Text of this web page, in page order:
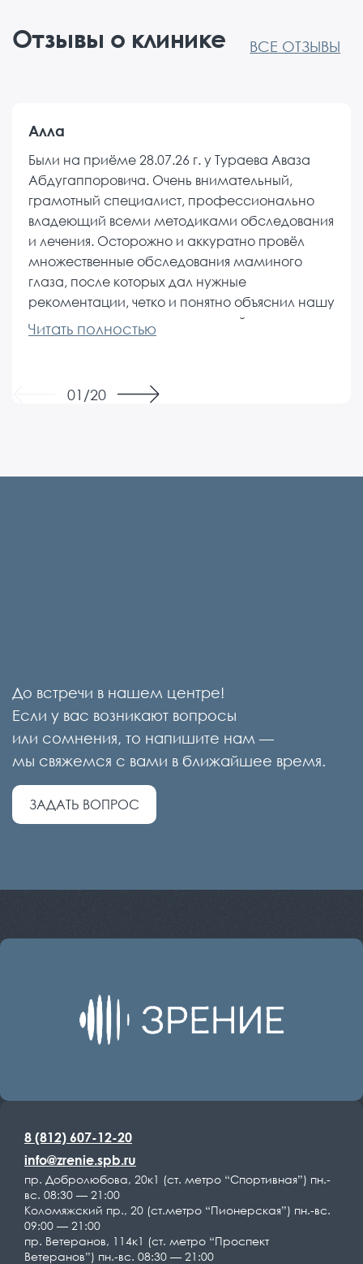
Отзывы о клинике ВСЕ ОТЗЫВЫ
Были на приёме 28.07.26 г. у Тураева Аваза
Абдугаппоровича. Очень внимательный,
грамотный специалист, профессионально
владеющий всеми методиками обследования
и лечения. Осторожно и аккуратно провёл
множественные обследования маминого
глаза, после которых дал нужные
рекоментации, четко и понятно объяснил нашу
ситуацию и посоветовал дальнейшие
ушли от доктора без оставшихся вопросов, с
планом дальнейшего действия. Побольше бы
Алла
Next
01/20
До встречи в нашем центре!
Если у вас возникают вопросы
или сомнения, то напишите нам —
мы свяжемся с вами в ближайшее время.
ЗАДАТЬ ВОПРОС
8 (812) 607-12-20
info@zrenie.spb.ru
пр. Добролюбова, 20к1 (ст. метро “Спортивная”) пн.-
вс. 08:30 — 21:00
Коломяжский пр., 20 (ст.метро “Пионерская”) пн.-вс.
09:00 — 21:00
пр. Ветеранов, 114к1 (ст. метро “Проспект
Ветеранов”) пн.-вс. 08:30 — 21:00